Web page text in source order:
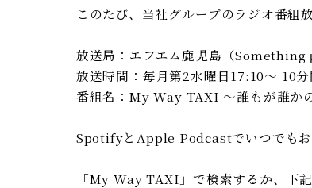
このたび、当社グループのラジオ番組
放送局：エフエム鹿児島（Something
放送時間：毎月第2水曜日17:10～ 10分
番組名：My Way TAXI ～誰もが誰か
SpotifyとApple Podcastでいつでもお
「My Way TAXI」で検索するか、下